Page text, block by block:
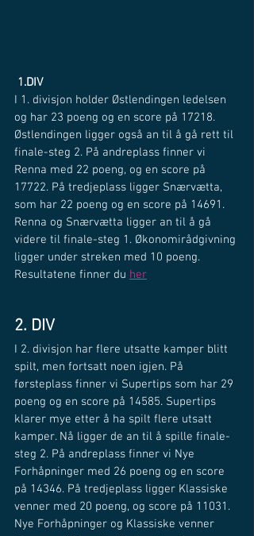
1.DIV
I 1. divisjon holder Østlendingen ledelsen
og har 23 poeng og en score på 17218.
Østlendingen ligger også an til å gå rett til
finale-steg 2. På andreplass finner vi
Renna med 22 poeng, og en score på
17722. På tredjeplass ligger Snærvætta,
som har 22 poeng og en score på 14691.
Renna og Snærvætta ligger an til å gå
videre til finale-steg 1. Økonomirådgivning
ligger under streken med 10 poeng.
Resultatene finner du her
2. DIV
I 2. divisjon har flere utsatte kamper blitt
spilt, men fortsatt noen igjen. På
førsteplass finner vi Supertips som har 29
poeng og en score på 14585. Supertips
klarer mye etter å ha spilt flere utsatt
kamper. Nå ligger de an til å spille finale-
steg 2. På andreplass finner vi Nye
Forhåpninger med 26 poeng og en score
på 14346. På tredjeplass ligger Klassiske
venner med 20 poeng, og score på 11031.
Nye Forhåpninger og Klassiske venner